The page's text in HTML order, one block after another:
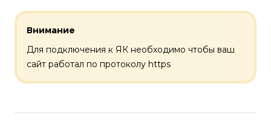
Внимание
Для подключения к ЯК необходимо чтобы ваш
сайт работал по протоколу https